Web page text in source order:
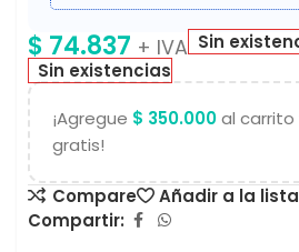
$ 74.837 + IVA Sin
Sin existencias
¡Agregue $ 350.000al
gratis!
Compare
Añadir a la
Compartir: